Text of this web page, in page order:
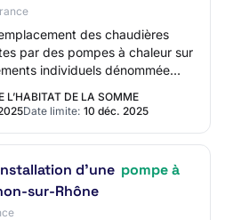
des chaudières
par des pompes à chaleur sur
individuels dénommée
L’HABITAT DE LA SOMME
Date limite: 10 déc. 2025
d'une pompe à
sur-Rhône